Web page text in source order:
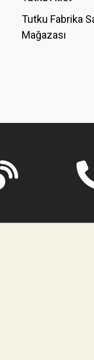
Tutku Fabrika
Mağazası